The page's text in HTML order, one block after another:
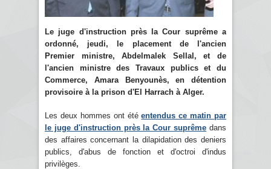
Le juge d'instruction près la Cour suprême a
ordonné, jeudi, le placement de l'ancien
Premier ministre, Abdelmalek Sellal, et de
l'ancien ministre des Travaux publics et du
Commerce, Amara Benyounès, en détention
provisoire à la prison d'El Harrach à Alger.
Les deux hommes ont étéentendus ce matin par
le juge d'instruction près la Cour suprême dans
des affaires concernant la dilapidation des deniers
publics, d'abus de fonction et d'octroi d'indus
privilèges.